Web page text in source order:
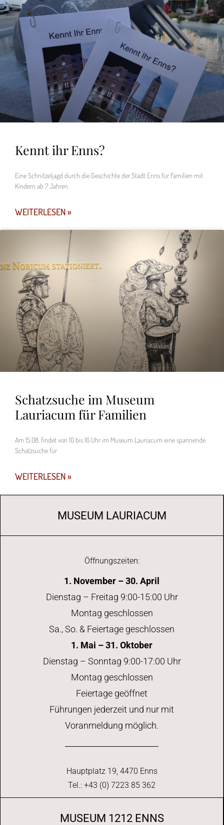
Kennt ihr Enns?
Eine Schnitzeljagd durch die Geschichte der Stadt Enns für Familien mit
Kindern ab 7 Jahren.
WEITERLESEN »
Schatzsuche im Museum
Lauriacum für Familien
Am 15.08. findet von 10 bis 16 Uhr im Museum Lauriacum eine spannende
Schatzsuche für
WEITERLESEN »
MUSEUM LAURIACUM
Öffnungszeiten:
1. November – 30. April
Dienstag – Freitag 9:00-15:00 Uhr
Montag geschlossen
Sa., So. & Feiertage geschlossen
1. Mai – 31. Oktober
Dienstag – Sonntag 9:00-17:00 Uhr
Montag geschlossen
Feiertage geöffnet
Führungen jederzeit und nur mit
Voranmeldung möglich.
Hauptplatz 19, 4470 Enns
Tel.: +43 (0) 7223 85 362
MUSEUM 1212 ENNS